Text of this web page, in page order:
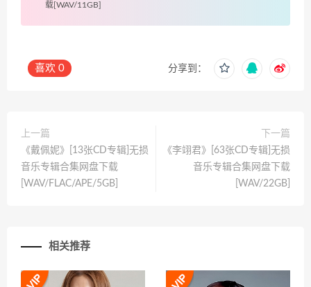
载[WAV/11GB]
喜欢 0 分享到：
上一篇
《戴佩妮》[13张CD专辑]无损
音乐专辑合集网盘下载
[WAV/FLAC/APE/5GB]
下一篇
《李翊君》[63张CD专辑]无损
音乐专辑合集网盘下载
[WAV/22GB]
相关推荐